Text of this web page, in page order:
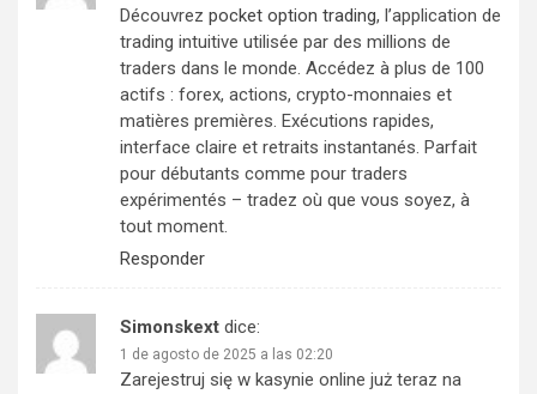
Découvrez pocket option trading, l’application de
trading intuitive utilisée par des millions de
traders dans le monde. Accédez à plus de 100
actifs : forex, actions, crypto-monnaies et
matières premières. Exécutions rapides,
interface claire et retraits instantanés. Parfait
pour débutants comme pour traders
expérimentés – tradez où que vous soyez, à
tout moment.
Responder
Simonskext dice:
1 de agosto de 2025 a las 02:20
Zarejestruj się w kasynie online już teraz na